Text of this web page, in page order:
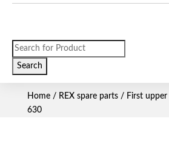
Products
search
Search
Home/ REX spare parts/ First upper
630